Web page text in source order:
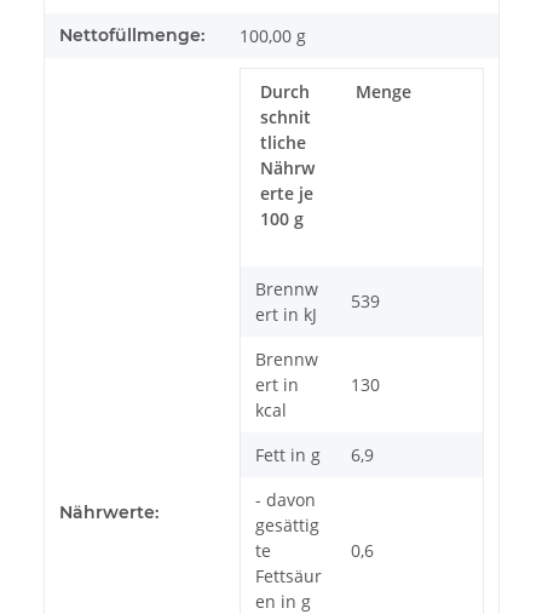
Nettofüllmenge: 100,00 g
Nährwerte:
Durch
schnit
tliche
Nährw
erte je
100 g
Menge
Brennw
ert in kJ
539
Brennw
ert in
kcal
130
Fett in g
6,9
- davon
gesättig
te
Fettsäur
en in g
0,6